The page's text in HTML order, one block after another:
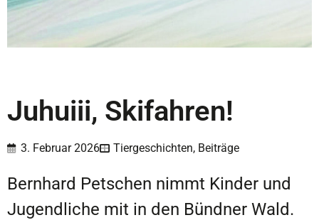
Juhuiii, Skifahren!
3. Februar 2026 Tiergeschichten, Beiträge
Bernhard Petschen nimmt Kinder und
Jugendliche mit in den Bündner Wald.